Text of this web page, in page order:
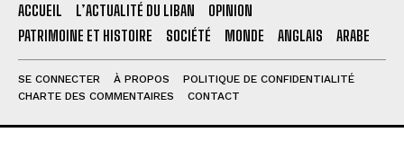
ACCUEIL L’ACTUALITÉ DU LIBAN
OPINION
PATRIMOINE ET HISTOIRE
SOCIÉTÉ MONDE ANGLAIS ARABE
SE CONNECTER À PROPOS
POLITIQUE DE CONFIDENTIALITÉ
CHARTE DES COMMENTAIRES
CONTACT